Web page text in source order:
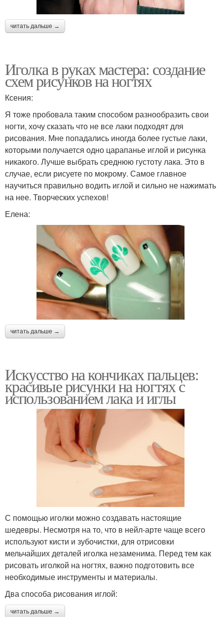
читать дальше →
Иголка в руках мастера: создание
схем рисунков на ногтях
Ксения:
Я тоже пробовала таким способом разнообразить свои
ногти, хочу сказать что не все лаки подходят для
рисования. Мне попадались иногда более густые лаки,
которыми получается одно царапанье иглой и рисунка
никакого. Лучше выбрать среднюю густоту лака. Это в
случае, если рисуете по мокрому. Самое главное
научиться правильно водить иглой и сильно не нажимать
на нее. Творческих успехов!
Елена:
читать дальше →
Искусство на кончиках пальцев:
красивые рисунки на ногтях с
использованием лака и иглы
С помощью иголки можно создавать настоящие
шедевры. Несмотря на то, что в нейл-арте чаще всего
используют кисти и зубочистки, для отрисовки
мельчайших деталей иголка незаменима. Перед тем как
рисовать иголкой на ногтях, важно подготовить все
необходимые инструменты и материалы.
Два способа рисования иглой:
читать дальше →